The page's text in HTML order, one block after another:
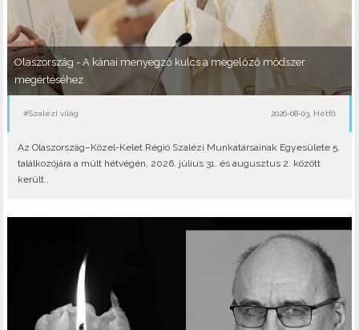
Olaszország - A kánai menyegző kulcs a megelőző módszer
megértéséhez
#Szalézi világ 2026-08-03, Hétfő
Az Olaszország–Közel-Kelet Régió Szalézi Munkatársainak Egyesülete 5.
találkozójára a múlt hétvégén, 2026. július 31. és augusztus 2. között
került..